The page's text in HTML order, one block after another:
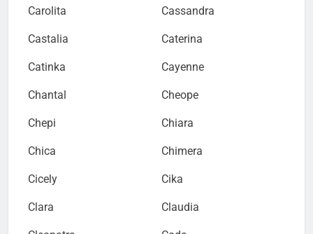
Carolita Cassandra
Castalia Caterina
Catinka Cayenne
Chantal Cheope
Chepi Chiara
Chica Chimera
Cicely Cika
Clara Claudia